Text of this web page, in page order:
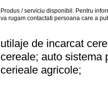
Produs / serviciu disponibil . Pentru
va rugam contactati persoana care a
utilaje de incarcat
cereale; auto sistema
cerieale agricole;